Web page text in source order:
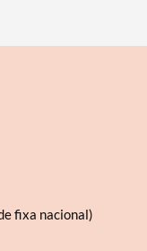
fixa nacional)